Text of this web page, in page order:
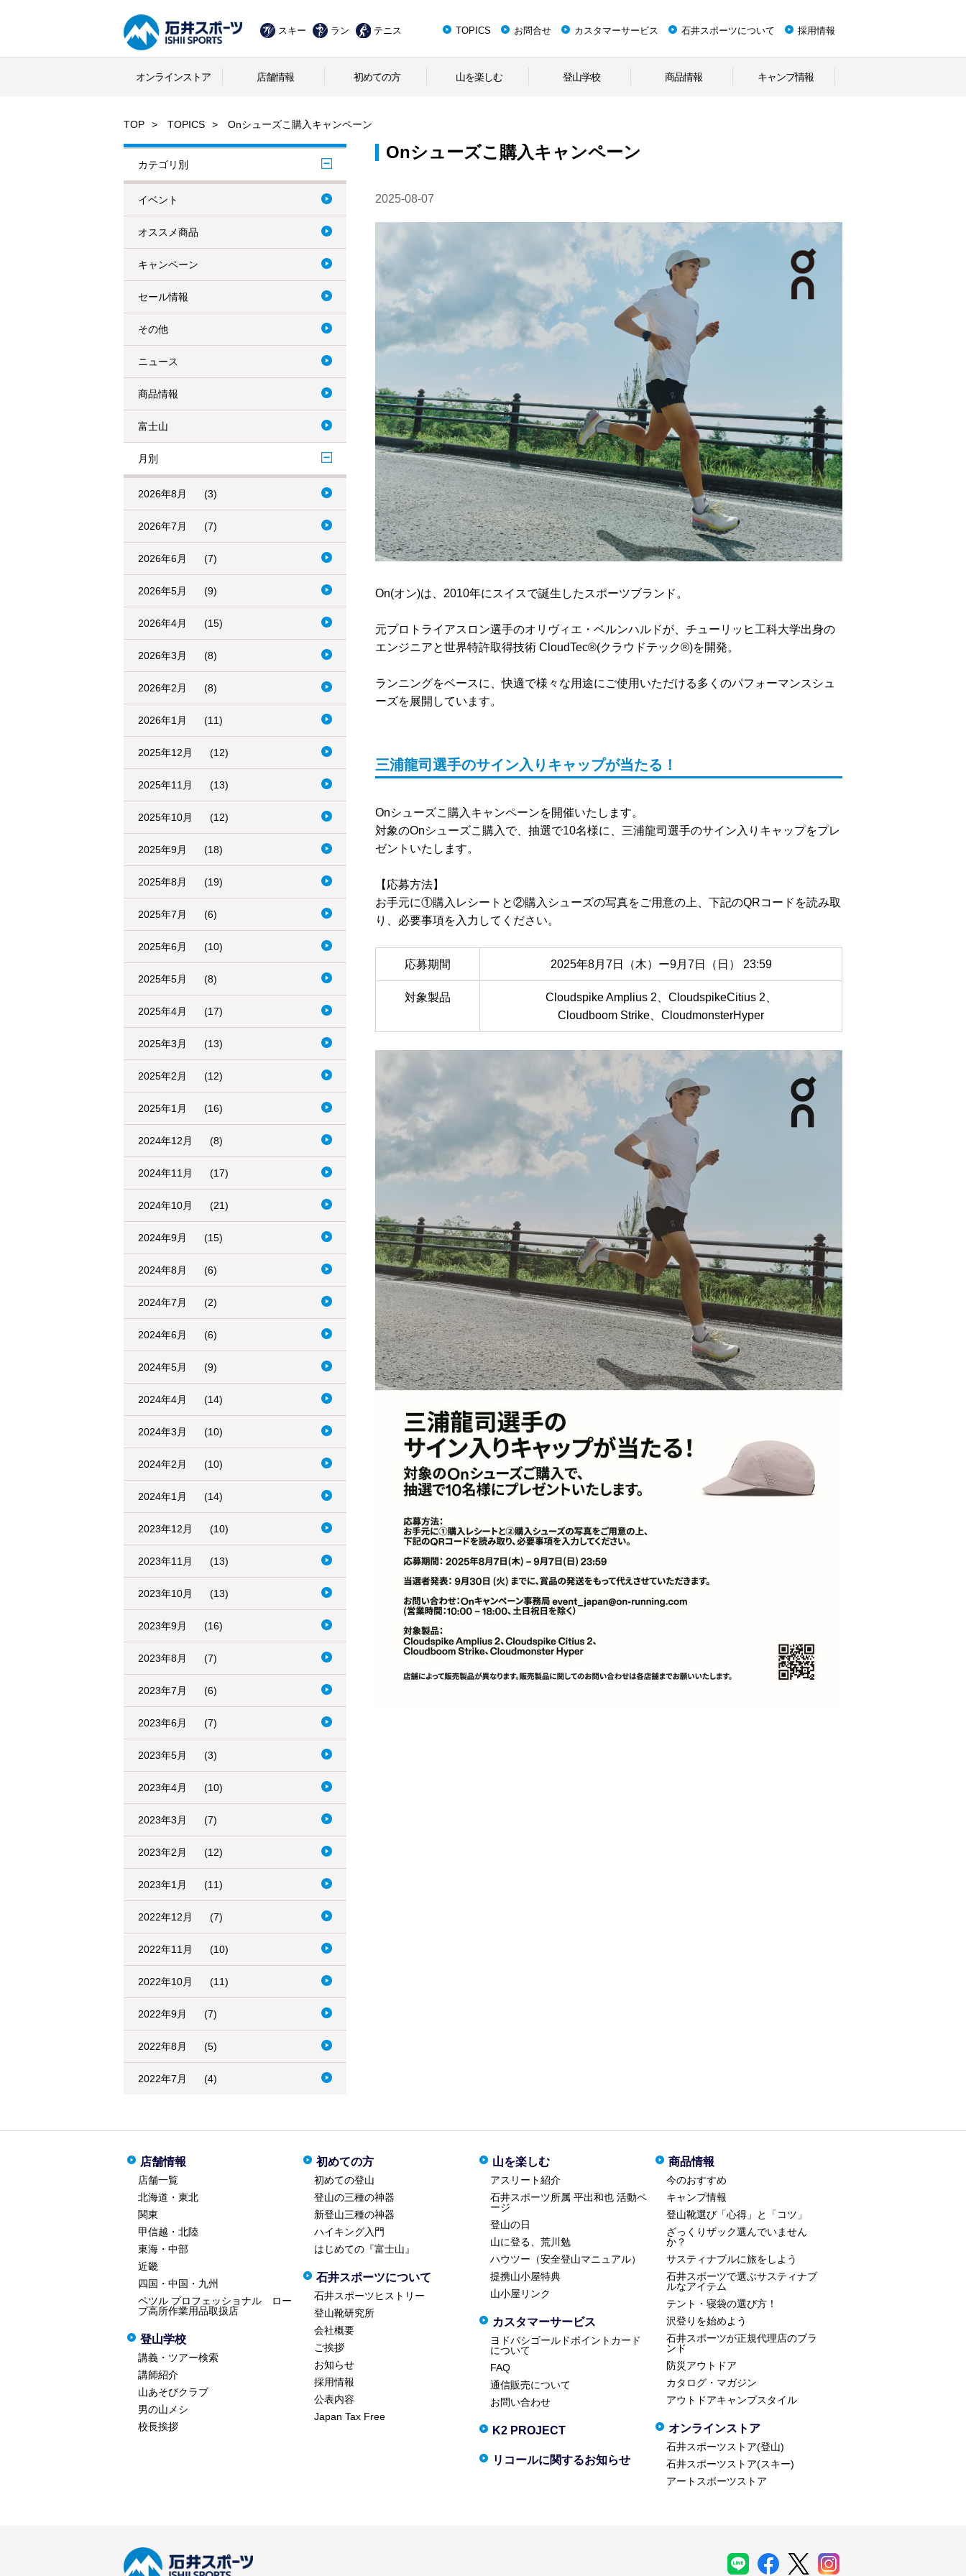
スキー ラン テニス TOPICS お問合せ カスタマーサービス 石井スポーツについて 採用情報
オンラインストア 店舗情報 初めての方 山を楽しむ 登山学校 商品情報 キャンプ情報
TOP TOPICS Onシューズこ購入キャンペーン
カテゴリ別
イベント
オススメ商品
キャンペーン
セール情報
その他
ニュース
商品情報
富士山
月別
2026年8月 (3)
2026年7月 (7)
2026年6月 (7)
2026年5月 (9)
2026年4月 (15)
2026年3月 (8)
2026年2月 (8)
2026年1月 (11)
2025年12月 (12)
2025年11月 (13)
2025年10月 (12)
2025年9月 (18)
2025年8月 (19)
2025年7月 (6)
2025年6月 (10)
2025年5月 (8)
2025年4月 (17)
2025年3月 (13)
2025年2月 (12)
2025年1月 (16)
2024年12月 (8)
2024年11月 (17)
2024年10月 (21)
2024年9月 (15)
2024年8月 (6)
2024年7月 (2)
2024年6月 (6)
2024年5月 (9)
2024年4月 (14)
2024年3月 (10)
2024年2月 (10)
2024年1月 (14)
2023年12月 (10)
2023年11月 (13)
2023年10月 (13)
2023年9月 (16)
2023年8月 (7)
2023年7月 (6)
2023年6月 (7)
2023年5月 (3)
2023年4月 (10)
2023年3月 (7)
2023年2月 (12)
2023年1月 (11)
2022年12月 (7)
2022年11月 (10)
2022年10月 (11)
2022年9月 (7)
2022年8月 (5)
2022年7月 (4)
Onシューズこ購入キャンペーン
2025-08-07
On(オン)は、2010年にスイスで誕生したスポーツブランド。
元プロトライアスロン選手のオリヴィエ・ベルンハルドが、チューリッヒ工科大学出身の
エンジニアと世界特許取得技術 CloudTec®(クラウドテック®)を開発。
ランニングをベースに、快適で様々な用途にご使用いただける多くのパフォーマンスシュ
ーズを展開しています。
三浦龍司選手のサイン入りキャップが当たる！
Onシューズこ購入キャンペーンを開催いたします。
対象のOnシューズこ購入で、抽選で10名様に、三浦龍司選手のサイン入りキャップをプレ
ゼントいたします。
【応募方法】
お手元に①購入レシートと②購入シューズの写真をご用意の上、下記のQRコードを読み取
り、必要事項を入力してください。
応募期間 2025年8月7日（木）ー9月7日（日） 23:59
対象製品
Cloudspike Amplius 2、CloudspikeCitius 2、
Cloudboom Strike、CloudmonsterHyper
店舗情報
店舗一覧
北海道・東北
関東
甲信越・北陸
東海・中部
近畿
四国・中国・九州
ペツル プロフェッショナル ロー
プ高所作業用品取扱店
登山学校
講義・ツアー検索
講師紹介
山あそびクラブ
男の山メシ
校長挨拶
初めての方
初めての登山
登山の三種の神器
新登山三種の神器
ハイキング入門
はじめての『富士山』
石井スポーツについて
石井スポーツヒストリー
登山靴研究所
会社概要
ご挨拶
お知らせ
採用情報
公表内容
Japan Tax Free
山を楽しむ
アスリート紹介
石井スポーツ所属 平出和也 活動ペ
ージ
登山の日
山に登る、荒川勉
ハウツー（安全登山マニュアル）
提携山小屋特典
山小屋リンク
カスタマーサービス
ヨドバシゴールドポイントカード
について
FAQ
通信販売について
お問い合わせ
K2 PROJECT
リコールに関するお知らせ
商品情報
今のおすすめ
キャンプ情報
登山靴選び「心得」と「コツ」
ざっくりザック選んでいません
か？
サスティナブルに旅をしよう
石井スポーツで選ぶサスティナブ
ルなアイテム
テント・寝袋の選び方！
沢登りを始めよう
石井スポーツが正規代理店のブラ
ンド
防災アウトドア
カタログ・マガジン
アウトドアキャンプスタイル
オンラインストア
石井スポーツストア(登山)
石井スポーツストア(スキー)
アートスポーツストア